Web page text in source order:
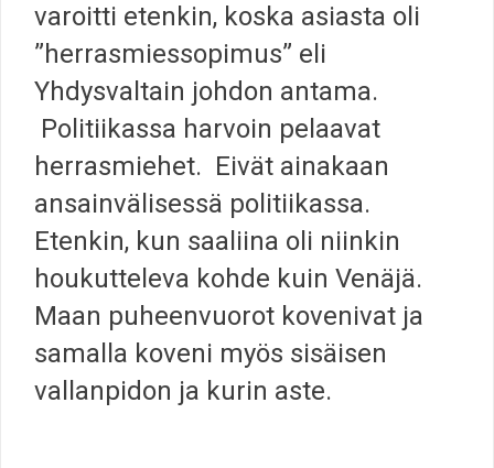
varoitti etenkin, koska asiasta oli
”herrasmiessopimus” eli
Yhdysvaltain johdon antama.
Politiikassa harvoin pelaavat
herrasmiehet. Eivät ainakaan
ansainvälisessä politiikassa.
Etenkin, kun saaliina oli niinkin
houkutteleva kohde kuin Venäjä.
Maan puheenvuorot kovenivat ja
samalla koveni myös sisäisen
vallanpidon ja kurin aste.